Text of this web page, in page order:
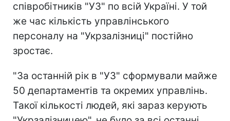
співробітників "УЗ" по всій Україні. У той
же час кількість управлінського
персоналу на "Укрзалізниці" постійно
зростає.
"За останній рік в "УЗ" сформували майже
50 департаментів та окремих управлінь.
Такої кількості людей, які зараз керують